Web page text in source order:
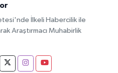
İlkeli Habercilik ile
Araştırmacı Muhabirlik